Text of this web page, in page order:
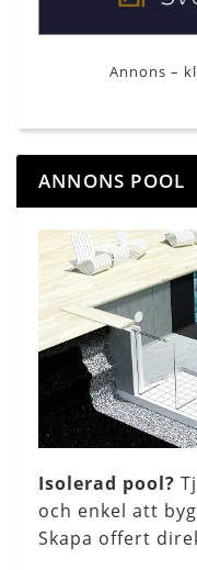
Annons –
ANNONS POOL
Isolerad pool?
och enkel att
Skapa offert